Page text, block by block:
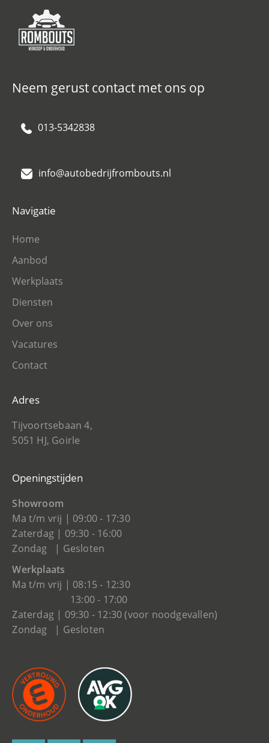
Neem gerust contact met ons op
013-5342838
info@autobedrijfrombouts.nl
Navigatie
Home
Aanbod
Werkplaats
Diensten
Over ons
Vacatures
Contact
Adres
Tijvoortsebaan 4,
5051 HJ, Goirle
Openingstijden
Showroom
Ma t/m vrij | 09:00 - 17:30
Zaterdag | 09:30 - 16:00
Zondag | Gesloten
Werkplaats
Ma t/m vrij | 08:15 - 12:30
13:00 - 17:00
Zaterdag | 09:30 - 12:30 (voor noodgevallen)
Zondag | Gesloten